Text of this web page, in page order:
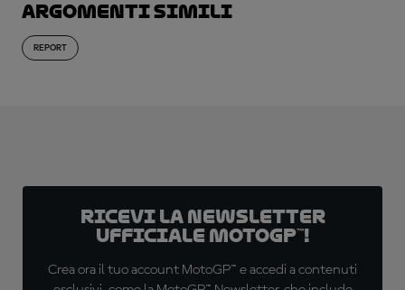
Argomenti simili
REPORT
Ricevi la newsletter
ufficiale MotoGP™!
Crea ora il tuo account MotoGP™ e accedi a contenuti